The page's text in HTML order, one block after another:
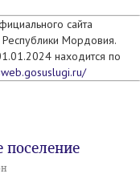
сайта
Мордовия.
находится по
поселение